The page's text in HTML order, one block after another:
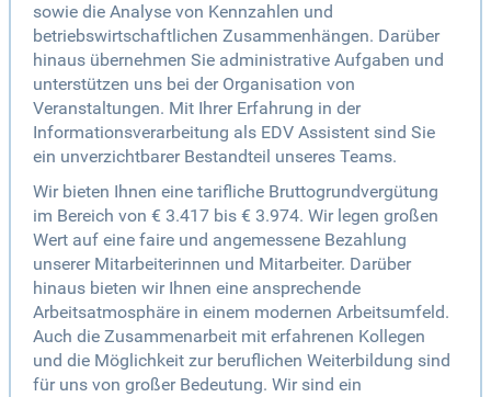
sowie die Analyse von Kennzahlen und
betriebswirtschaftlichen Zusammenhängen. Darüber
hinaus übernehmen Sie administrative Aufgaben und
unterstützen uns bei der Organisation von
Veranstaltungen. Mit Ihrer Erfahrung in der
Informationsverarbeitung als EDV Assistent sind Sie
ein unverzichtbarer Bestandteil unseres Teams.
Wir bieten Ihnen eine tarifliche Bruttogrundvergütung
im Bereich von € 3.417 bis € 3.974. Wir legen großen
Wert auf eine faire und angemessene Bezahlung
unserer Mitarbeiterinnen und Mitarbeiter. Darüber
hinaus bieten wir Ihnen eine ansprechende
Arbeitsatmosphäre in einem modernen Arbeitsumfeld.
Auch die Zusammenarbeit mit erfahrenen Kollegen
und die Möglichkeit zur beruflichen Weiterbildung sind
für uns von großer Bedeutung. Wir sind ein